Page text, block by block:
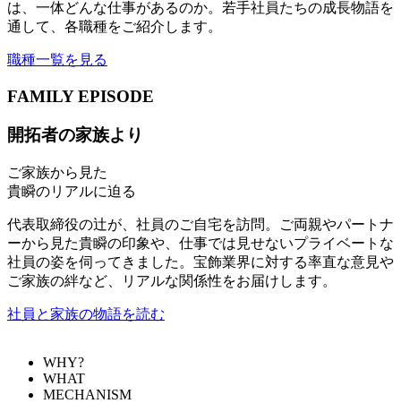
は、一体どんな仕事があるのか。若手社員たちの成長物語を
通して、各職種をご紹介します。
職種一覧を見る
FAMILY EPISODE
開拓者の家族より
ご家族から見た
貴瞬のリアルに迫る
代表取締役の辻が、社員のご自宅を訪問。ご両親やパートナ
ーから見た貴瞬の印象や、仕事では見せないプライベートな
社員の姿を伺ってきました。宝飾業界に対する率直な意見や
ご家族の絆など、リアルな関係性をお届けします。
社員と家族の物語を読む
WHY?
WHAT
MECHANISM